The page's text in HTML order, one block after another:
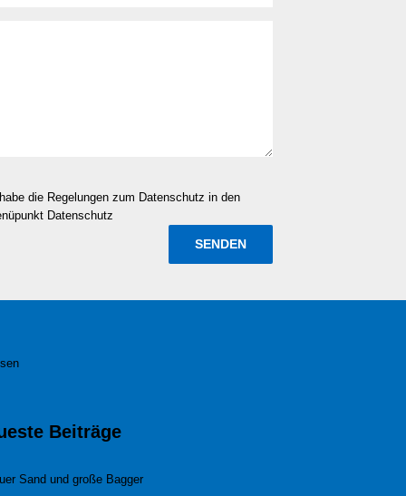
die Regelungen zum Datenschutz in den
Datenschutz
Beiträge
Sand und große Bagger